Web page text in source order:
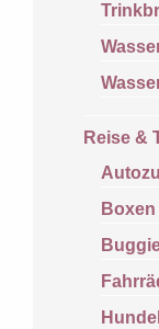
Reise &